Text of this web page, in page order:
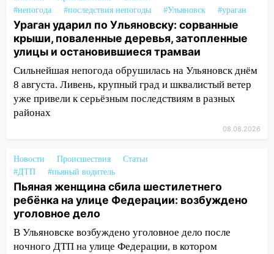
13:54
В мэрии Ульяновска рассказали,
как устраняют последствия мощного
шторма
13:49 Стихия продолжает крушить
Ульяновск: дерево рухнуло на дом на
Орджоникидзе
13:47
На Нижней Террасе мощным
СТО на проспекте Созидателей
13:35
Непогода продолжает бить по
транспорту: в Ульяновске трамвай
сошёл с рельсов
13:22 Упавшие деревья перекрыли
дороги в Ульяновске: фото
#непогода
#последствия непогоды #Ульяновск #ураган
Ураган ударил по Ульяновску: сорванные
крыши, поваленные деревья, затопленные
улицы и остановившиеся трамваи
Сильнейшая непогода обрушилась на Ульяновск днём
8 августа. Ливень, крупный град и шквалистый ветер
уже привели к серьёзным последствиям в разных
районах
08.08.2026
Новости Происшествия
Статьи
#ДТП
#пьяный водитель
Пьяная женщина сбила шестилетнего
ребёнка на улице Федерации: возбуждено
уголовное дело
В Ульяновске возбуждено уголовное дело после
ночного ДТП на улице Федерации, в котором